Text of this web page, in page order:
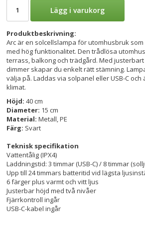
Lägg i varukorg
Produktbeskrivning:
Arc är en solcellslampa för utomhusbruk
med hög funktionalitet. Den trådlösa
terrass, balkong och trädgård. Med
dimmer skapar du enkelt rätt stämning.
välja på. Laddas via solpanel eller USB-C
klimat.
Höjd: 40 cm
Diameter: 15 cm
Material: Metall, PE
Färg: Svart
Teknisk specifikation
Vattentålig (IPX4)
Laddningstid: 3 timmar (USB-C) / 8 timmar
Upp till 24 timmars batteritid vid lägsta
6 färger plus varmt och vitt ljus
Justerbar höjd med två nivåer
Fjärrkontroll ingår
USB-C-kabel ingår